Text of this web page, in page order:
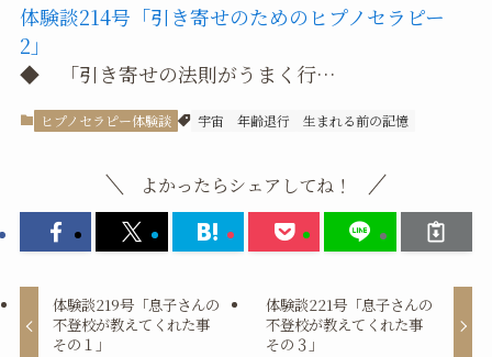
体験談214号「引き寄せのためのヒプノセラピー
2」
◆ 「引き寄せの法則がうまく行…
ヒプノセラピー体験談 宇宙 年齢退行 生まれる前の記憶
よかったらシェアしてね！
体験談219号「息子さんの
不登校が教えてくれた事
その１」
体験談221号「息子さんの
不登校が教えてくれた事
その３」